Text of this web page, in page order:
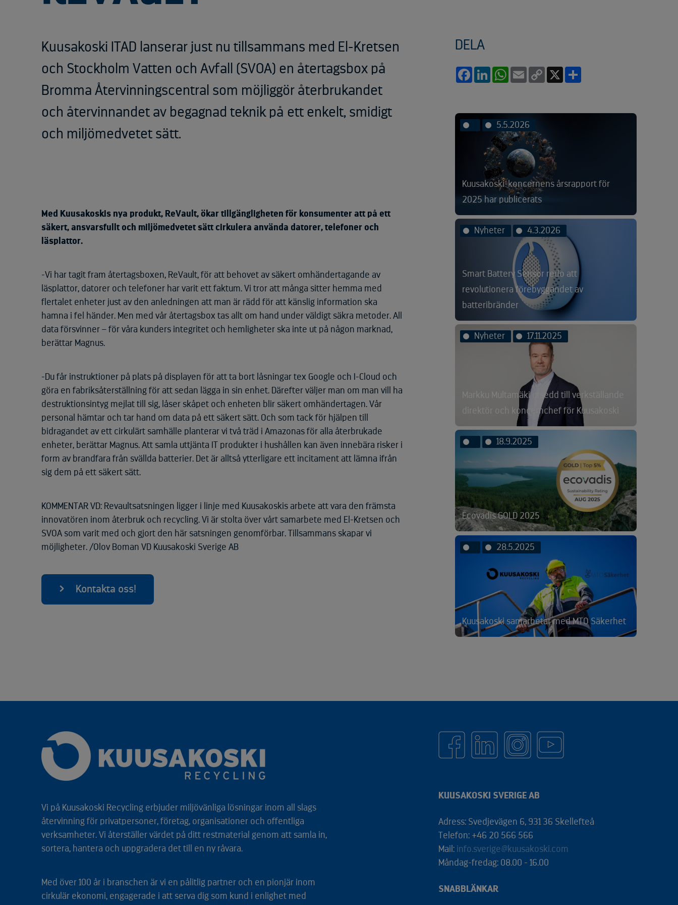
Kuusakoski ITAD lanserar just nu tillsammans med El-Kretsen
och Stockholm Vatten och Avfall (SVOA) en återtagsbox på
Bromma Återvinningscentral som möjliggör återbrukandet
och återvinnandet av begagnad teknik på ett enkelt, smidigt
och miljömedvetet sätt.
Med Kuusakoskis nya produkt, ReVault, ökar tillgängligheten för konsumenter att på ett
säkert, ansvarsfullt och miljömedvetet sätt cirkulera använda datorer, telefoner och
läsplattor.
-Vi har tagit fram återtagsboxen, ReVault, för att behovet av säkert omhändertagande av
läsplattor, datorer och telefoner har varit ett faktum. Vi tror att många sitter hemma med
flertalet enheter just av den anledningen att man är rädd för att känslig information ska
hamna i fel händer. Men med vår återtagsbox tas allt om hand under väldigt säkra metoder. All
data försvinner – för våra kunders integritet och hemligheter ska inte ut på någon marknad,
berättar Magnus.
-Du får instruktioner på plats på displayen för att ta bort låsningar tex Google och I-Cloud och
göra en fabriksåterställning för att sedan lägga in sin enhet. Därefter väljer man om man vill ha
destruktionsintyg mejlat till sig, låser skåpet och enheten blir säkert omhändertagen. Vår
personal hämtar och tar hand om data på ett säkert sätt. Och som tack för hjälpen till
bidragandet av ett cirkulärt samhälle planterar vi två träd i Amazonas för alla återbrukade
enheter, berättar Magnus. Att samla uttjänta IT produkter i hushållen kan även innebära risker i
form av brandfara från svällda batterier. Det är alltså ytterligare ett incitament att lämna ifrån
sig dem på ett säkert sätt.
KOMMENTAR VD: Revaultsatsningen ligger i linje med Kuusakoskis arbete att vara den främsta
innovatören inom återbruk och recycling. Vi är stolta över vårt samarbete med El-Kretsen och
SVOA som varit med och gjort den här satsningen genomförbar. Tillsammans skapar vi
möjligheter. /Olov Boman VD Kuusakoski Sverige AB
Kontakta oss!
DELA
FacebookLinkedInWhatsApp
Email
Copy
5.5.2026
Kuusakoski-koncernens årsrapport för
2025 har publicerats
Nyheter 4.3.2026
Smart Battery Sensor redo att
revolutionera förebyggandet av
batteribränder
Nyheter 17.11.2025
Markku Multamäki utsedd till verkställande
direktör och koncernchef för Kuusakoski
18.9.2025
Ecovadis GOLD 2025
28.5.2025
Kuusakoski samarbetar med MTO Säkerhet
Vi på Kuusakoski Recycling erbjuder miljövänliga lösningar inom all slags
återvinning för privatpersoner, företag, organisationer och offentliga
verksamheter. Vi återställer värdet på ditt restmaterial genom att samla in,
sortera, hantera och uppgradera det till en ny råvara.
Med över 100 år i branschen är vi en pålitlig partner och en pionjär inom
cirkulär ekonomi, engagerade i att serva dig som kund i enlighet med
KUUSAKOSKI SVERIGE AB
Adress: Svedjevägen 6, 931 36 Skellefteå
Telefon: +46 20 566 566
Mail: info.sverige@kuusakoski.com
Måndag-fredag: 08.00 - 16.00
SNABBLÄNKAR